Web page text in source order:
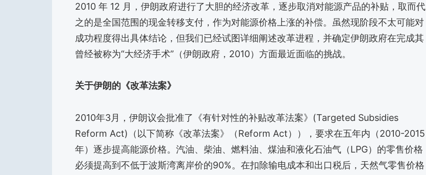
2010 年 12 月，伊朗政府进行了大胆的经济改革，逐步取消对能源产品的补贴，取而代
之的是全国范围的现金转移支付，作为对能源价格上涨的补偿。虽然现阶段不太可能对
成功程度得出具体结论，但我们已经试图详细阐述改革进程，并确定伊朗政府在完成其
曾经被称为“大经济手术”（伊朗政府，2010）方面最近面临的挑战。
关于伊朗的《改革法案》
2010年3月，伊朗议会批准了《有针对性的补贴改革法案》(Targeted Subsidies
Reform Act)（以下简称《改革法案》（Reform Act）），要求在五年内（2010-2015
年）逐步提高能源价格。汽油、柴油、燃料油、煤油和液化石油气（LPG）的零售价格
必须提高到不低于波斯湾离岸价的90%。在扣除输电成本和出口税后，天然气零售价格